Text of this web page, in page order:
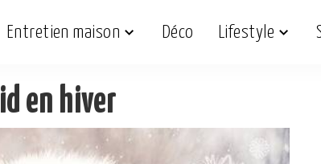
Entretien maison Déco Lifestyle
en hiver